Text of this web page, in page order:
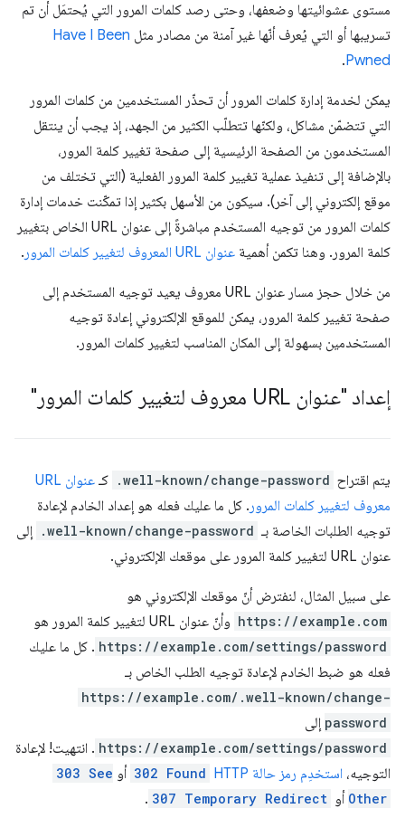
مستوى عشوائيتها وضعفها، وحتى رصد كلمات المرور التي يُحتمَل أن تم
تسريبها أو التي يُعرف أنّها غير آمنة من مصادر مثل Have I Been
Pwned
.
يمكن لخدمة إدارة كلمات المرور أن تحذّر المستخدمين من كلمات المرور
التي تتضمّن مشاكل، ولكنّها تتطلّب الكثير من الجهد، إذ يجب أن ينتقل
المستخدمون من الصفحة الرئيسية إلى صفحة تغيير كلمة المرور،
بالإضافة إلى تنفيذ عملية تغيير كلمة المرور الفعلية (التي تختلف من
موقع إلكتروني إلى آخر). سيكون من الأسهل بكثير إذا تمكّنت خدمات إدارة
كلمات المرور من توجيه المستخدم مباشرةً إلى عنوان URL الخاص بتغيير
كلمة المرور. وهنا تكمن أهمية عنوان URL المعروف لتغيير كلمات المرور .
من خلال حجز مسار عنوان URL معروف يعيد توجيه المستخدم إلى
صفحة تغيير كلمة المرور، يمكن للموقع الإلكتروني إعادة توجيه
المستخدمين بسهولة إلى المكان المناسب لتغيير كلمات المرور.
إعداد "عنوان URL معروف لتغيير كلمات المرور"
يتم اقتراح .well-known/change-password كـ
عنوان URL
معروف لتغيير كلمات المرور . كل ما عليك فعله هو إعداد الخادم لإعادة
توجيه الطلبات الخاصة بـ .well-known/change-password
إلى
عنوان URL لتغيير كلمة المرور على موقعك الإلكتروني.
على سبيل المثال، لنفترض أنّ موقعك الإلكتروني هو
https://example.com وأنّ عنوان URL لتغيير كلمة المرور هو
https://example.com/settings/password . كل ما عليك
فعله هو ضبط الخادم لإعادة توجيه الطلب الخاص بـ
https://example.com/.well-known/change-
password إلى
https://example.com/settings/password . انتهيت! لإعادة
التوجيه، استخدِم رمز حالة HTTP 302 Found أو 303 See
Other أو 307 Temporary Redirect
.